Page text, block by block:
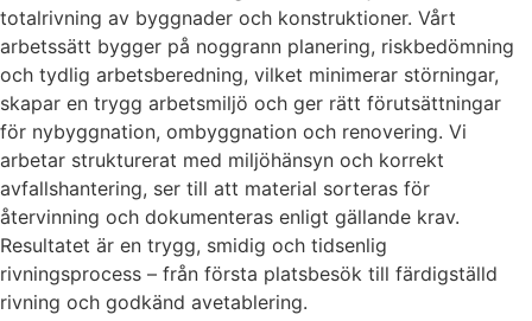
totalrivning av byggnader och konstruktioner. Vårt
arbetssätt bygger på noggrann planering, riskbedömning
och tydlig arbetsberedning, vilket minimerar störningar,
skapar en trygg arbetsmiljö och ger rätt förutsättningar
för nybyggnation, ombyggnation och renovering. Vi
arbetar strukturerat med miljöhänsyn och korrekt
avfallshantering, ser till att material sorteras för
återvinning och dokumenteras enligt gällande krav.
Resultatet är en trygg, smidig och tidsenlig
rivningsprocess – från första platsbesök till färdigställd
rivning och godkänd avetablering.